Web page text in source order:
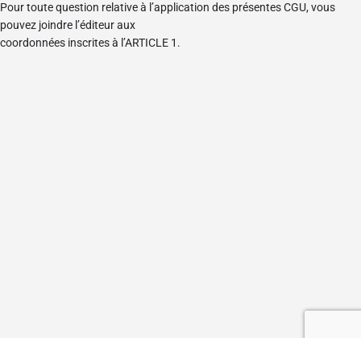
Pour toute question relative à l’application des présentes CGU, vous
pouvez joindre l’éditeur aux
coordonnées inscrites à l’ARTICLE 1.